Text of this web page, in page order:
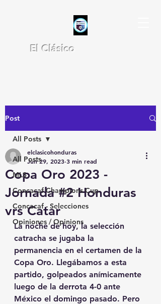
El Clásico
Post
All Posts
MLS
Concacaf Champions Cup
Concacaf - Selecciones
Opiniones / Opinions
All Posts
Copa Oro 2023 -
Jornada #2 Honduras
vrs Catar
elclasicohonduras
Jun 29, 2023 3 min read
La noche de hoy, la selección
catracha se jugaba la
permanencia en el certamen de la
Copa Oro. Llegábamos a esta
partido, golpeados anímicamente
luego de la derrota 4-0 ante
México el domingo pasado. Pero